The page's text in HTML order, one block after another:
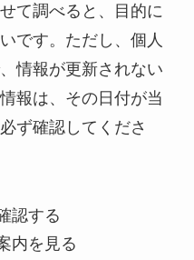
て調べると、目的に
です。ただし、個人
情報が更新されない
報は、その日付が当
ず確認してくださ
認する
内を見る